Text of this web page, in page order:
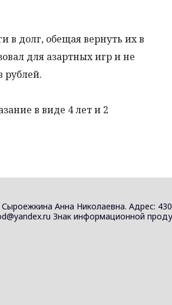
в долг, обещая вернуть их в
для азартных игр и не
рублей.
в виде 4 лет и 2
Анна Николаевна. Адрес:
Знак информационной